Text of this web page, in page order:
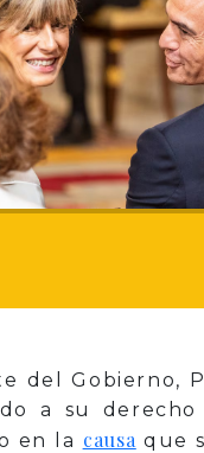
del Gobierno,
a su
en la causaque